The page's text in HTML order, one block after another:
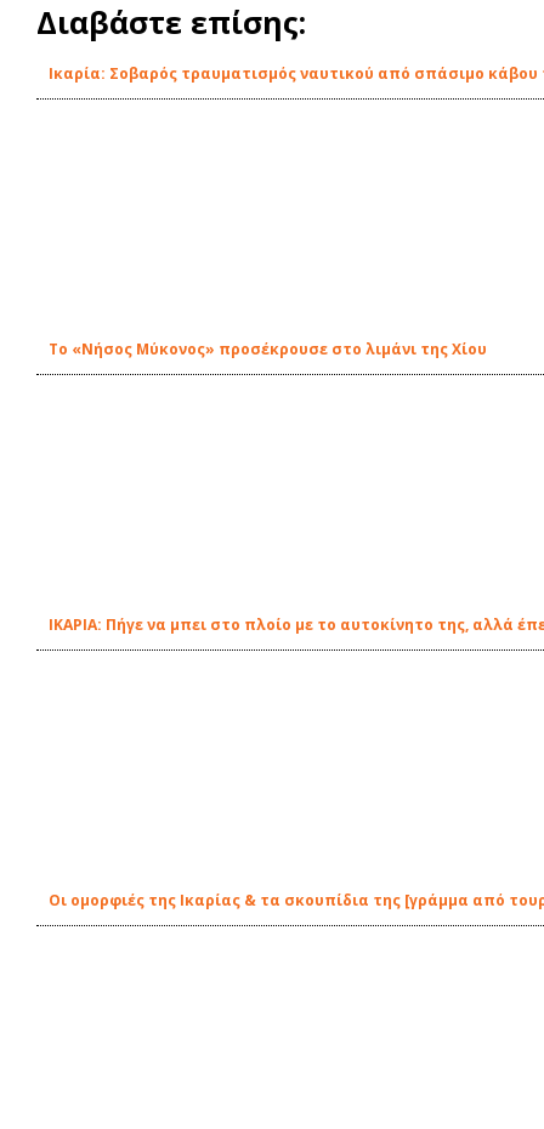
Διαβάστε επίσης:
Ικαρία: Σοβαρός τραυματισμός ναυτικού από σπάσιμο
Το «Νήσος Μύκονος» προσέκρουσε στο λιμάνι της Χίου
ΙΚΑΡΙΑ: Πήγε να μπει στο πλοίο με το αυτοκίνητο της, αλλά
Οι ομορφιές της Ικαρίας & τα σκουπίδια της [γράμμα από